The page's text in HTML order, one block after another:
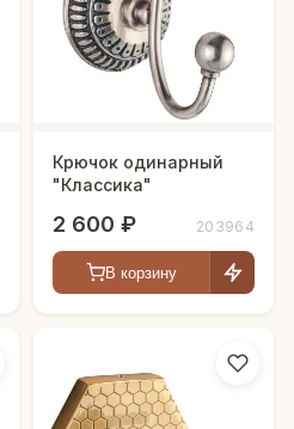
Крючок одинарный
"Классика"
2 600 ₽ 203964
В корзину